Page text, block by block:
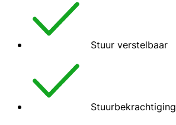
Stuur verstelbaar
Stuurbekrachtiging